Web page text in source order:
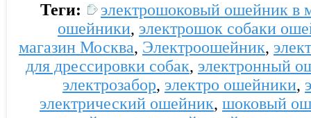
Теги:
электрошоковый ошейник в
ошейники, электрошок собаки
магазин Москва, Электроошейник,
для дрессировки собак, электронный
электрозабор, электро ошейники,
электрический ошейник, шоковый